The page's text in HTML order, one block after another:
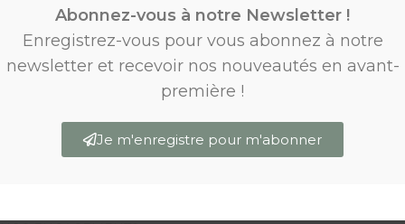
Abonnez-vous à notre Newsletter !
Enregistrez-vous pour vous abonnez à notre
newsletter et recevoir nos nouveautés en avant-
première !
Je m'enregistre pour m'abonner